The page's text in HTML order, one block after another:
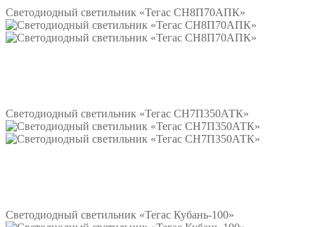
Светодиодный светильник «Тегас СН8П70АПК»
Светодиодный светильник «Тегас СН7П350АТК»
Светодиодный светильник «Тегас Кубань-100»